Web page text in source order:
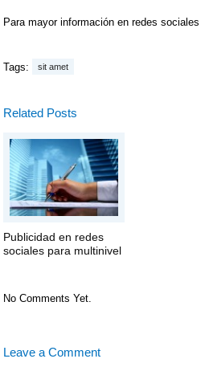
Para mayor información en redes sociales
Tags: sit amet
Related Posts
Publicidad en redes
sociales para multinivel
No Comments Yet.
Leave a Comment